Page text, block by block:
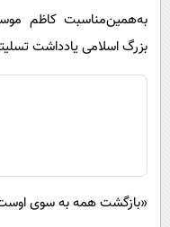
به‌همین‌مناسبت کاظم
بزرگ اسلامی یادداشت
«بازگشت همه به سوی